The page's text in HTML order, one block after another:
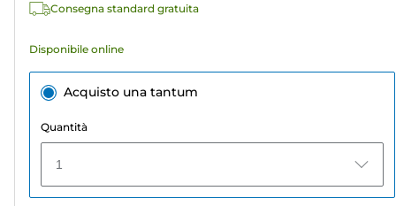
Consegna standard gratuita
Disponibile online
Acquisto una tantum
Quantità
1